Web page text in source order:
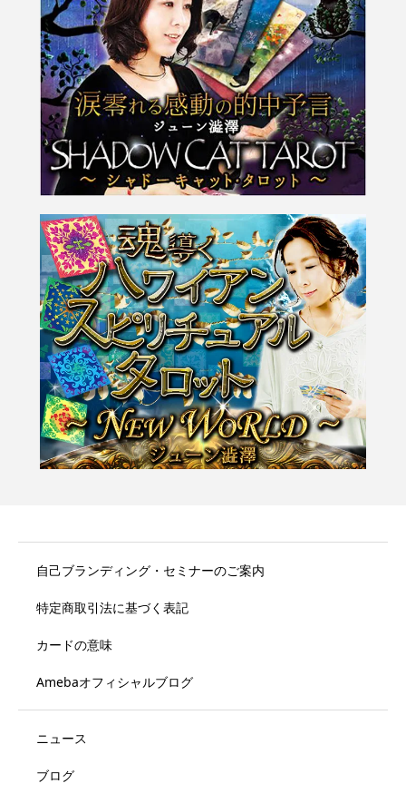
自己ブランディング・セミナーのご案内
特定商取引法に基づく表記
カードの意味
Amebaオフィシャルブログ
ニュース
ブログ